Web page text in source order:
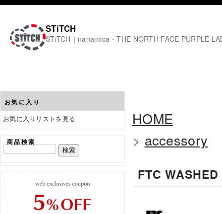
STiTCH
STiTCH｜nanamica・THE NORTH FACE PURPLE
お気に入り
お気に入りリストを見る
商品検索
HOME
> accessory
FTC